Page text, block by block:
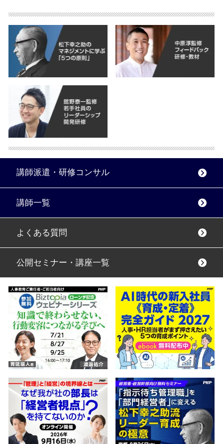
講師派遣・研修コンサル
講師一覧
よくある質問
公開セミナー・講座一覧